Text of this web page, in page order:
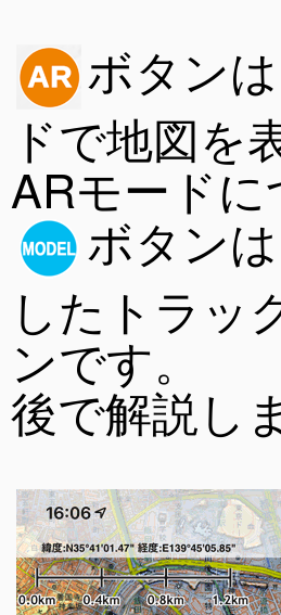
ボタン
ドで地図を
ARモード
ボタン
したトラッ
ンです。
後で解説し